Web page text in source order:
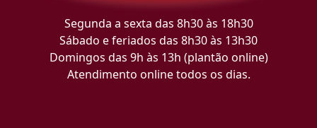
Segunda a sexta das 8h30 às 18h30
Sábado e feriados das 8h30 às 13h30
Domingos das 9h às 13h (plantão online)
Atendimento online todos os dias.